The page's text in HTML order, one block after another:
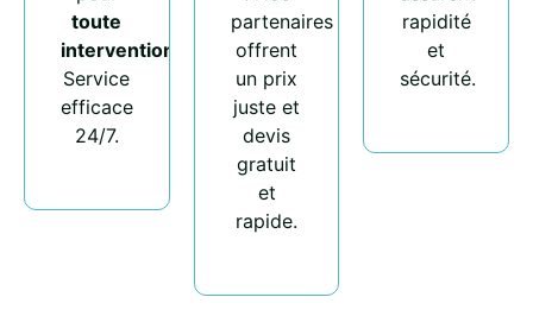
toute
intervention
Service
efficace
24/7.
partenaires
offrent
un prix
juste et
devis
gratuit
et
rapide.
rapidité
et
sécurité.